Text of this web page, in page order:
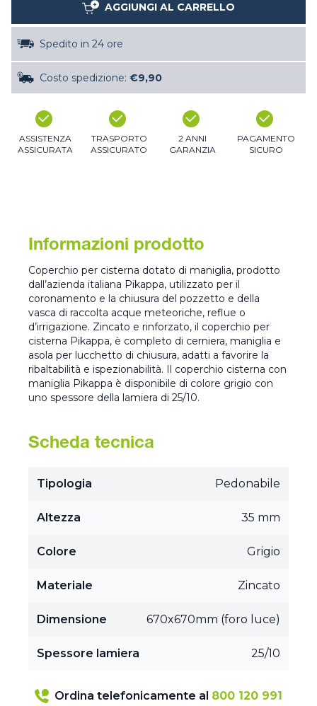
AGGIUNGI AL CARRELLO
Spedito in 24 ore
Costo spedizione: €9,90
ASSISTENZA
ASSICURATA
TRASPORTO
ASSICURATO
2 ANNI
GARANZIA
PAGAMENTO
SICURO
Informazioni prodotto
Coperchio per cisterna dotato di maniglia, prodotto
dall’azienda italiana Pikappa, utilizzato per il
coronamento e la chiusura del pozzetto e della
vasca di raccolta acque meteoriche, reflue o
d’irrigazione. Zincato e rinforzato, il coperchio per
cisterna Pikappa, è completo di cerniera, maniglia e
asola per lucchetto di chiusura, adatti a favorire la
ribaltabilità e ispezionabilità. Il coperchio cisterna con
maniglia Pikappa è disponibile di colore grigio con
uno spessore della lamiera di 25/10.
Scheda tecnica
Tipologia Pedonabile
Altezza 35 mm
Colore Grigio
Materiale Zincato
Dimensione 670x670mm (foro luce)
Spessore lamiera 25/10
Ordina telefonicamente al 800 120 991